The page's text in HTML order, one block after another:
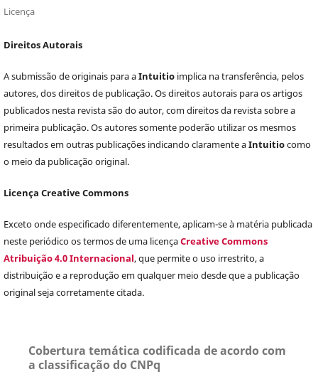
Licença
Direitos Autorais
A submissão de originais para aIntuitioimplica na transferência, pelos
autores, dos direitos de publicação. Os direitos autorais para os artigos
publicados nesta revista são do autor, com direitos da revista sobre a
primeira publicação. Os autores somente poderão utilizar os mesmos
resultados em outras publicações indicando claramente aIntuitiocomo
o meio da publicação original.
Licença Creative Commons
Exceto onde especificado diferentemente, aplicam-se à matéria publicada
neste periódico os termos de uma licençaCreative Commons
Atribuição 4.0 Internacional, que permite o uso irrestrito, a
distribuição e a reprodução em qualquer meio desde que a publicação
original seja corretamente citada.
Cobertura temática codificada de acordo com
a classificação do CNPq